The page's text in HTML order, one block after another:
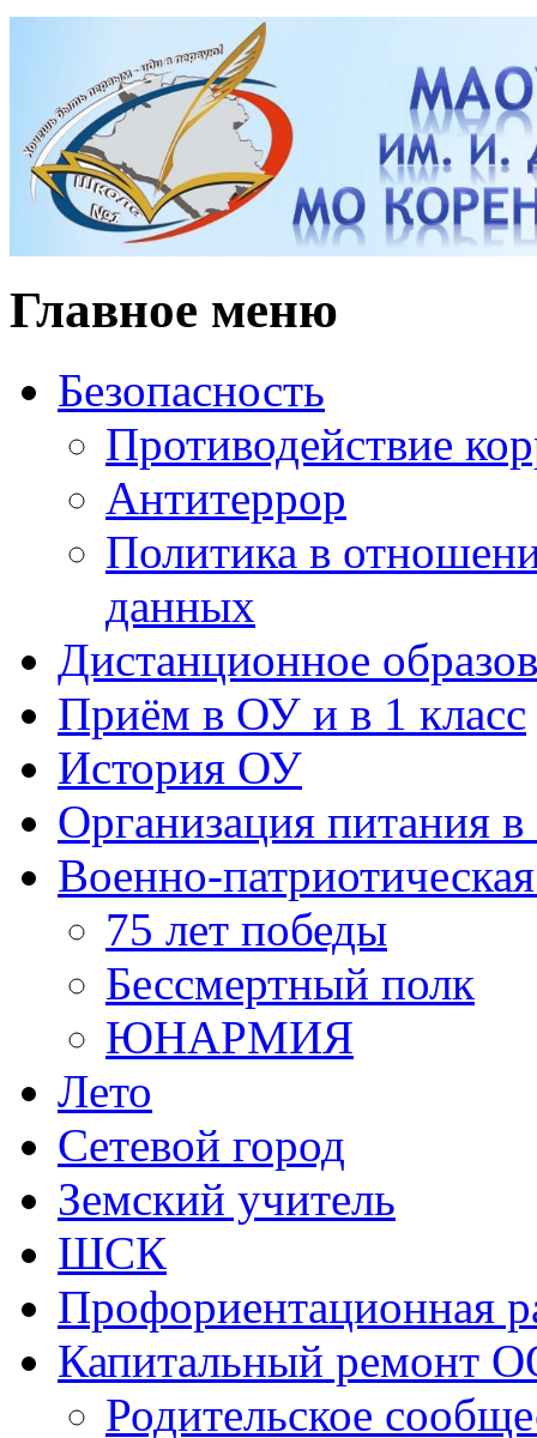
Главное меню
Безопасность
Противодействие
Антитеррор
Политика в
данных
Дистанционное
Приём в ОУ и в 1 класс
История ОУ
Организация питания
Военно-
75 лет победы
Бессмертный полк
ЮНАРМИЯ
Лето
Сетевой город
Земский учитель
ШСК
Профориентационная
Капитальный ремонт
Родительское
Ученическое
Учительское
Школьный театр